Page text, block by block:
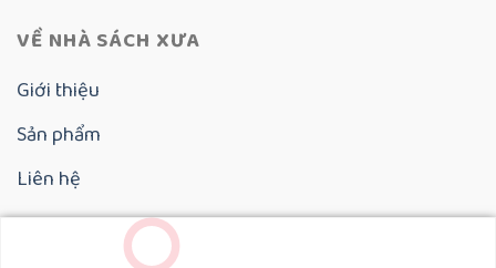
VỀ NHÀ SÁCH XƯA
Giới thiệu
Sản phẩm
Liên hệ